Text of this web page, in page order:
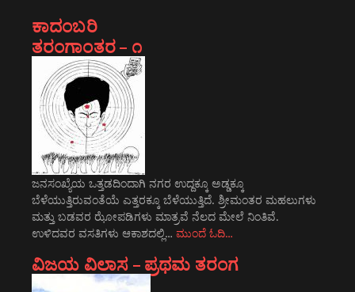
ಕಾದಂಬರಿ
ತರಂಗಾಂತರ – ೧
ಜನಸಂಖ್ಯೆಯ ಒತ್ತಡದಿಂದಾಗಿ ನಗರ ಉದ್ದಕ್ಕೂ ಅಡ್ಡಕ್ಕೂ
ಬೆಳೆಯುತ್ತಿರುವಂತೆಯೆ ಎತ್ತರಕ್ಕೂ ಬೆಳೆಯುತ್ತಿದೆ. ಶ್ರೀಮಂತರ ಮಹಲುಗಳು
ಮತ್ತು ಬಡವರ ಝೋಪಡಿಗಳು ಮಾತ್ರವೆ ನೆಲದ ಮೇಲೆ ನಿಂತಿವೆ.
ಉಳಿದವರ ವಸತಿಗಳು ಆಕಾಶದಲ್ಲಿ… ಮುಂದೆ ಓದಿ…
ವಿಜಯ ವಿಲಾಸ – ಪ್ರಥಮ ತರಂಗ